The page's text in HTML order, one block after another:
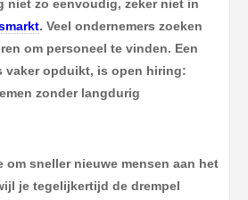
niet zo eenvoudig, zeker niet in
. Veel ondernemers zoeken
om personeel te vinden. Een
vaker opduikt, is open hiring:
zonder langdurig
om sneller nieuwe mensen aan het
je tegelijkertijd de drempel